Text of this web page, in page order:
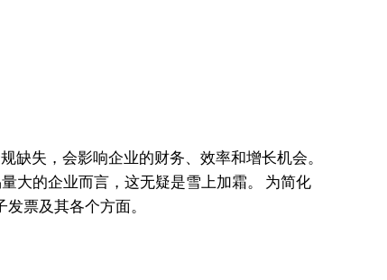
缺失，会影响企业的财务、效率和增长机会。
大的企业而言，这无疑是雪上加霜。 为简化
票及其各个方面。